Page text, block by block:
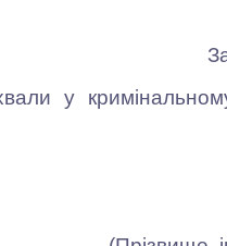
кримінальному